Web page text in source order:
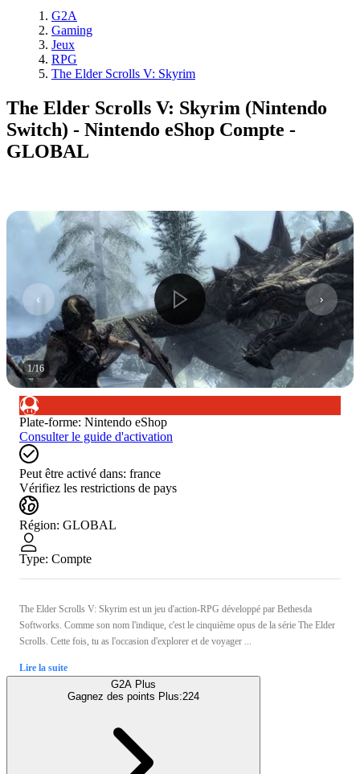
G2A
Gaming
Jeux
RPG
The Elder Scrolls V: Skyrim
The Elder Scrolls V: Skyrim (Nintendo
Switch) - Nintendo eShop Compte -
GLOBAL
1/16
Plate-forme: Nintendo eShop
Consulter le guide d'activation
Peut être activé dans: france
Vérifiez les restrictions de pays
Région: GLOBAL
Type: Compte
The Elder Scrolls V: Skyrim est un jeu d'action-RPG développé par Bethesda
Softworks. Comme son nom l'indique, c'est le cinquième opus de la série The Elder
Scrolls. Cette fois, tu as l'occasion d'explorer et de voyager ...
Lire la suite
G2A Plus
Gagnez des points Plus:224